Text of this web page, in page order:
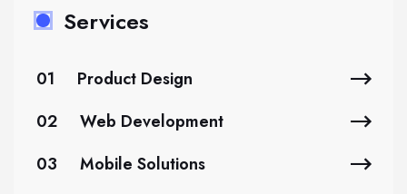
Services
01
Product Design
02
Web Development
03
Mobile Solutions